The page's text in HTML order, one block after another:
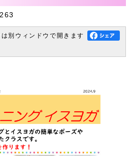
別ウィンドウで開きます